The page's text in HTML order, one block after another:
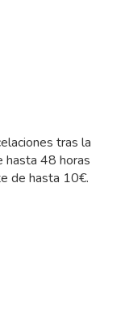
tras la
hasta 48 horas
de hasta 10€.